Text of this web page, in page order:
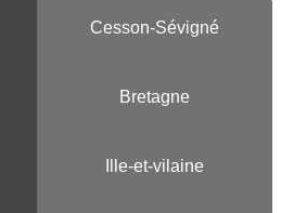
Cesson-Sévigné
Bretagne
Ille-et-vilaine